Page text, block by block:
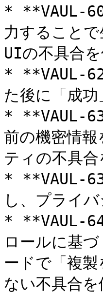
* **VAUL-
力すること
UIの不具合を
* **VAUL-
た後に「成
* **VAUL-
前の機密情
ティの不具合
* **VAUL-
し、プライ
* **VAUL-
ロールに基
ードで「複
ない不具合を